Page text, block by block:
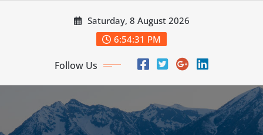
Saturday, 8 August 2026
6:54:32 PM
Follow Us